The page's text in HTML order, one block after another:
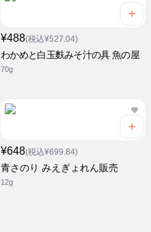
¥488(税込¥527.04)
わかめと白玉麩みそ汁の具 魚の屋
70g
¥648(税込¥699.84)
青さのり みえぎょれん販売
12g